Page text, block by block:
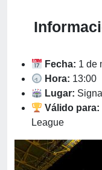
Fecha: 1 de
Hora: 13:00
Lugar:
Válido para:
League